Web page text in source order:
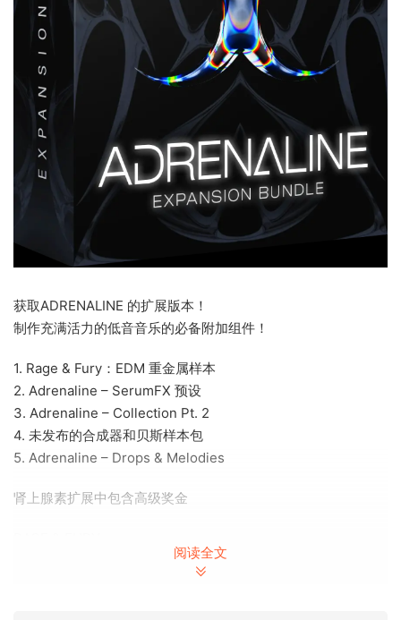
获取ADRENALINE 的扩展版本！
制作充满活力的低音音乐的必备附加组件！
1. Rage & Fury：EDM 重金属样本
2. Adrenaline – SerumFX 预设
3. Adrenaline – Collection Pt. 2
4. 未发布的合成器和贝斯样本包
5. Adrenaline – Drops & Melodies
肾上腺素扩展中包含高级奖金
利用重金属的力量进行 EDM阅读全文